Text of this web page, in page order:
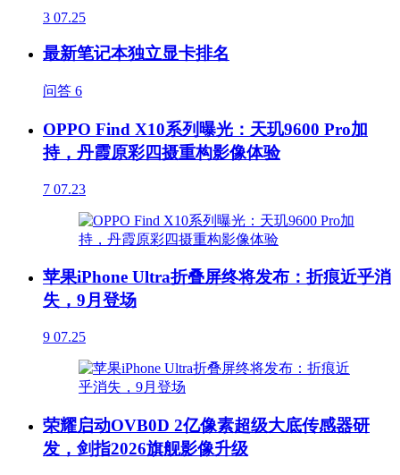
3 07.25
最新笔记本独立显卡排名
问答 6
OPPO Find X10系列曝光：天玑9600 Pro加
持，丹霞原彩四摄重构影像体验
7 07.23
苹果iPhone Ultra折叠屏终将发布：折痕近乎消
失，9月登场
9 07.25
荣耀启动OVB0D 2亿像素超级大底传感器研
发，剑指2026旗舰影像升级